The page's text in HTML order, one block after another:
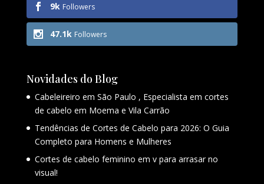
9k Followers
47.1k Followers
Novidades do Blog
Cabeleireiro em São Paulo , Especialista em cortes
de cabelo em Moema e Vila Carrão
Tendências de Cortes de Cabelo para 2026: O Guia
Completo para Homens e Mulheres
Cortes de cabelo feminino em v para arrasar no
visual!